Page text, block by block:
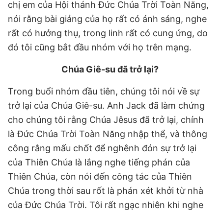
chị em của Hội thánh Đức Chúa Trời Toàn Năng,
nói rằng bài giảng của họ rất có ánh sáng, nghe
rất có hưởng thụ, trong linh rất có cung ứng, do
đó tôi cũng bắt đầu nhóm với họ trên mạng.
Chúa Giê-su đã trở lại?
Trong buổi nhóm đầu tiên, chúng tôi nói về sự
trở lại của Chúa Giê-su. Anh Jack đã làm chứng
cho chúng tôi rằng Chúa Jêsus đã trở lại, chính
là Đức Chúa Trời Toàn Năng nhập thể, và thông
công rằng mấu chốt để nghênh đón sự trở lại
của Thiên Chúa là lắng nghe tiếng phán của
Thiên Chúa, còn nói đến công tác của Thiên
Chúa trong thời sau rốt là phán xét khởi từ nhà
của Đức Chúa Trời. Tôi rất ngạc nhiên khi nghe